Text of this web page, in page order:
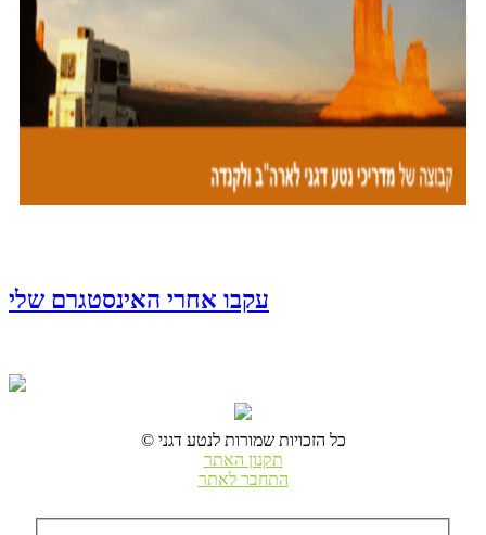
עקבו אחרי האינסטגרם שלי
© כל הזכויות שמורות לנטע דגני
תקנון האתר
התחבר לאתר